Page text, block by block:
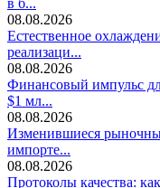
в б...
08.08.2026
Естественное
реализаци...
08.08.2026
Финансовый импульс
$1 мл...
08.08.2026
Изменившиеся
импорте...
08.08.2026
Протоколы качества: